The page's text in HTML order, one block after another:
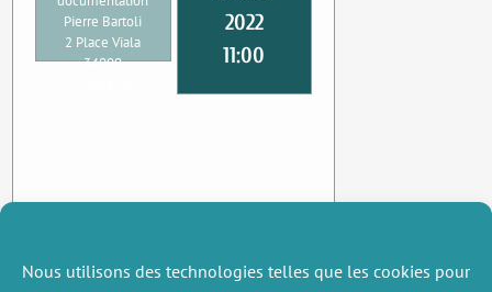
Nous utilisons des technologies telles que les cookies pour
Pierre Bartoli
2 Place Viala
34000
2022
11:00